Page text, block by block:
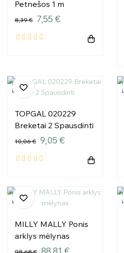
Petnešos 1 m
8,39 € 7,55 €
−10%
TOPGAL 020229
Breketai 2 Spausdinti
10,06 € 9,05 €
−10%
MILLY MALLY Ponis
arklys mėlynas